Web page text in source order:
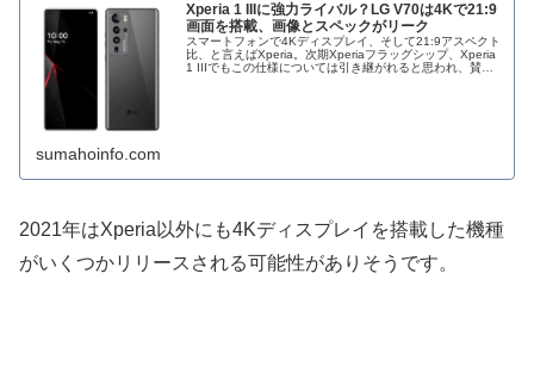
Xperia 1 IIIに強力ライバル？LG V70は4Kで21:9
画面を搭載、画像とスペックがリーク
スマートフォンで4Kディスプレイ、そして21:9アスペクト
比、と言えばXperia。次期Xperiaフラッグシップ、Xperia
1 IIIでもこの仕様については引き継がれると思われ、賛否
sumahoinfo.com
2021年はXperia以外にも4Kディスプレイを搭載した機種
がいくつかリリースされる可能性がありそうです。